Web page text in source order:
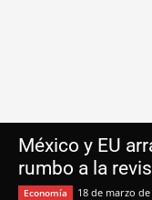
México y EU
rumbo a la
Economía 18 de marzo de